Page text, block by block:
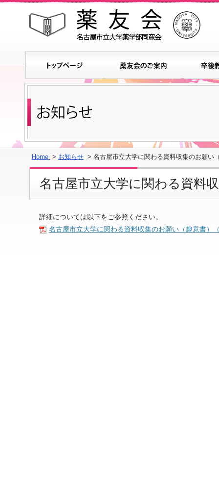
Home > お知らせ > 名古屋市立大学に関わる資料収集のお願い
名古屋市立大学に関わる資料
詳細については以下をご参照ください。
名古屋市立大学に関わる資料収集のお願い（趣意書）